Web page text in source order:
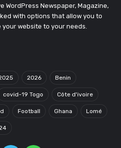
WordPress Newspaper, Magazine,
with options that allow you to
website to your needs.
2026 Benin
covid-19 Togo Côte d'ivoire
Football Ghana Lomé